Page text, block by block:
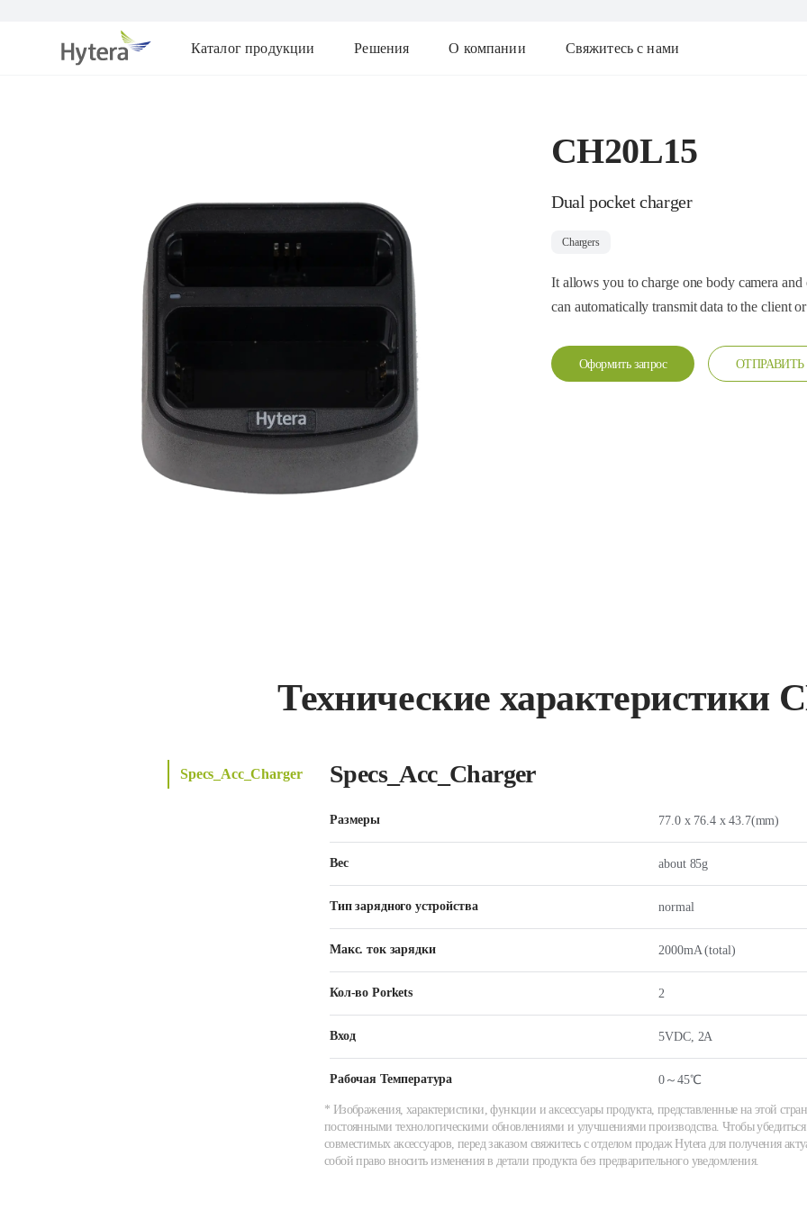
Каталог продукции Решения О компании Свяжитесь с нами
CH20L15
Dual pocket charger
Chargers
It allows you to charge one body camera
can automatically transmit data to the client or
Оформить запрос
Технические характеристики
Specs_Acc_Charger Specs_Acc_Charger
Размеры 77.0 x 76.4 x 43.7(mm)
Вес about 85g
Тип зарядного устройства normal
Макс. ток зарядки 2000mA (total)
Кол-во Porkets 2
Вход 5VDC, 2A
Рабочая Температура 0～45℃
* Изображения, характеристики, функции и аксессуары продукта, представленные на этой
постоянными технологическими обновлениями и улучшениями производства. Чтобы
совместимых аксессуаров, перед заказом свяжитесь с отделом продаж Hytera для получения
собой право вносить изменения в детали продукта без предварительного уведомления.